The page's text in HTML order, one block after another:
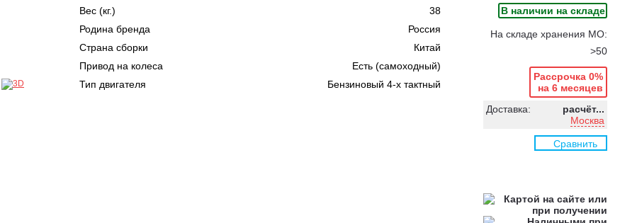
Вес (кг.)
38
Родина бренда
Россия
Страна сборки
Китай
Привод на колеса
Есть (самоходный)
Тип двигателя
Бензиновый 4-х тактный
В наличии на складе
На складе хранения МО:
>50
Рассрочка 0%
на 6 месяцев
Доставка:
расчёт...
Москва
Сравнить